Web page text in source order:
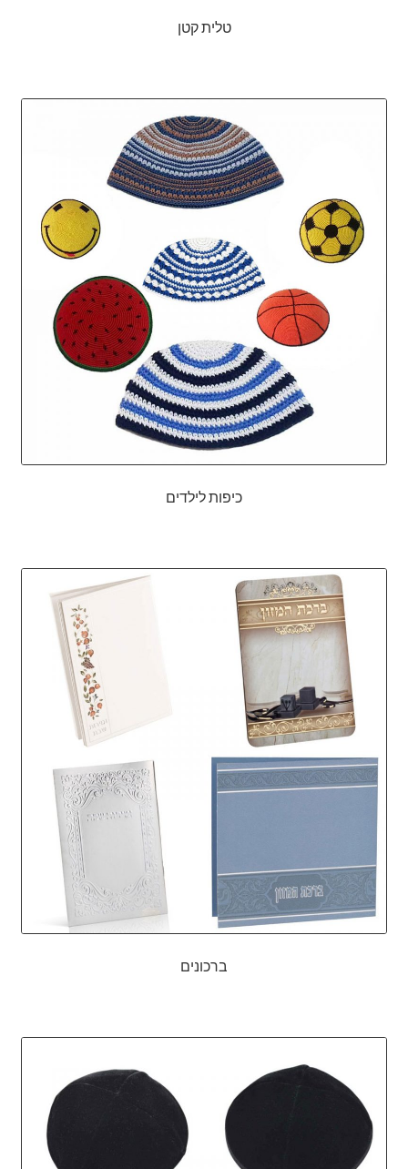
טלית קטן
כיפות לילדים
ברכונים